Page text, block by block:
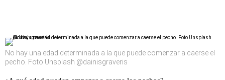
No hay una edad determinada a la que puede comenzar a caerse el
pecho. Foto Unsplash @dainisgraveris